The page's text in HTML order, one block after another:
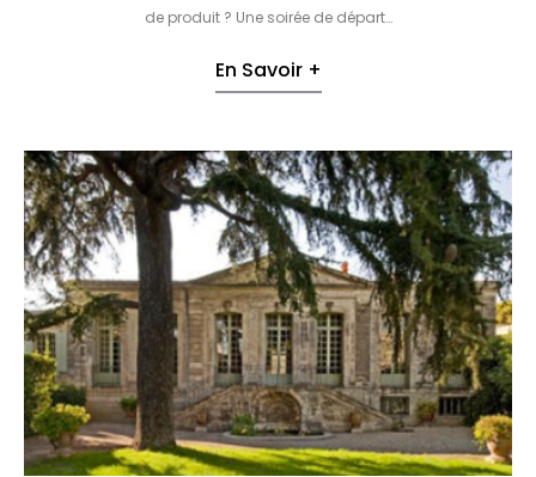
de produit ? Une soirée de départ…
En Savoir +